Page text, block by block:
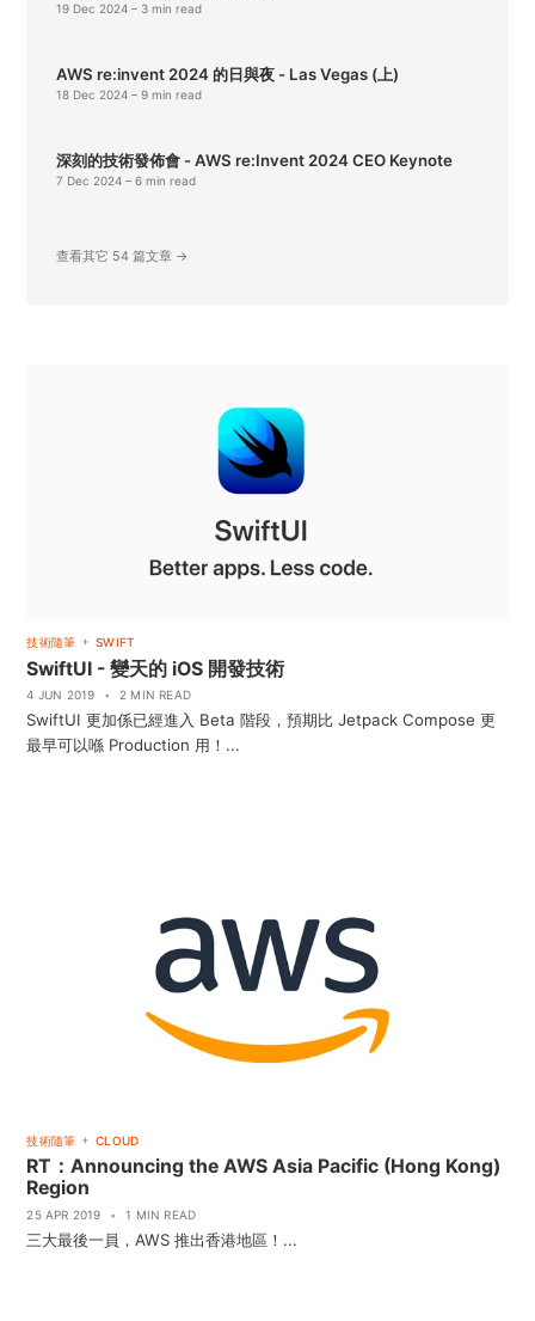
19 Dec 2024 – 3 min read
AWS re:invent 2024 的日與夜 - Las Vegas (上)
18 Dec 2024 – 9 min read
深刻的技術發佈會 - AWS re:Invent 2024 CEO Keynote
7 Dec 2024 – 6 min read
查看其它 54 篇文章 →
技術隨筆 + SWIFT
SwiftUI - 變天的 iOS 開發技術
4 JUN 2019 • 2 MIN READ
SwiftUI 更加係已經進入 Beta 階段，預期比 Jetpack Compose 更
最早可以喺 Production 用！...
技術隨筆 + CLOUD
RT：Announcing the AWS Asia Pacific (Hong Kong)
Region
25 APR 2019 • 1 MIN READ
三大最後一員，AWS 推出香港地區！...